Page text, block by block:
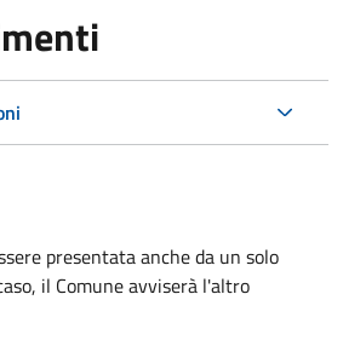
presentata anche da un solo
il Comune avviserà l'altro